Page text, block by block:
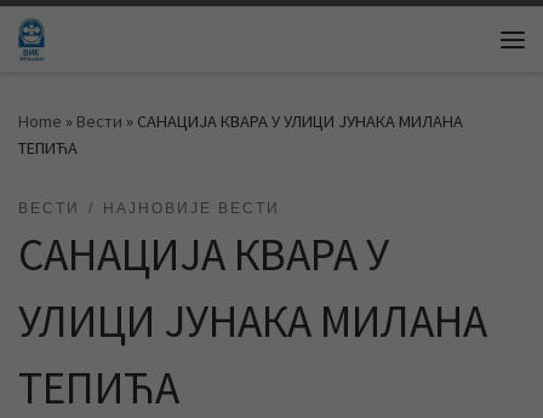
Skip to content
Home » Вести » САНАЦИЈА КВАРА У УЛИЦИ ЈУНАКА МИЛАНА
ТЕПИЋА
ВЕСТИ НАЈНОВИЈЕ ВЕСТИ
САНАЦИЈА КВАРА У
УЛИЦИ ЈУНАКА МИЛАНА
ТЕПИЋА